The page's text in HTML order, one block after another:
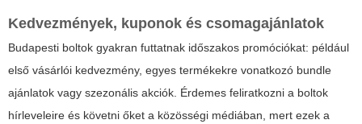
Kedvezmények, kuponok és csomagajánlatok
Budapesti boltok gyakran futtatnak időszakos promóciókat: például
első vásárlói kedvezmény, egyes termékekre vonatkozó bundle
ajánlatok vagy szezonális akciók. Érdemes feliratkozni a boltok
hírleveleire és követni őket a közösségi médiában, mert ezek a